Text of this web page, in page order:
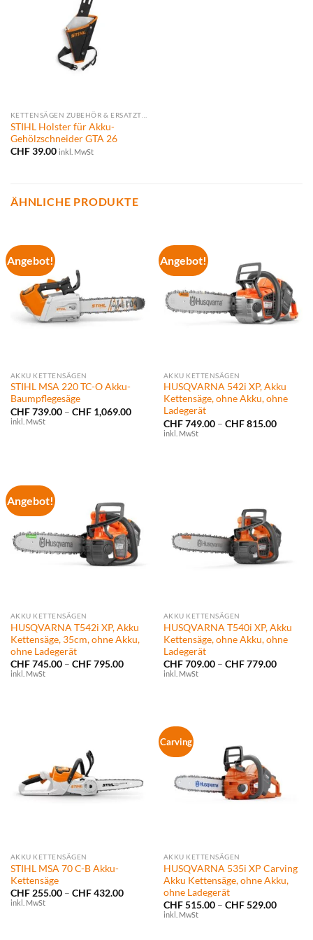
STIHL Holster für Akku-
Gehölzschneider GTA 26
CHF39.00 inkl. MwSt
ÄHNLICHE PRODUKTE
Angebot!
AKKU KETTENSÄGEN
STIHL MSA 220 TC-O Akku-
Baumpflegesäge
CHF739.00 – CHF1,069.00Preisspanne:
CHF 739.00
CHF 1,069.00
inkl. MwSt
Angebot!
AKKU KETTENSÄGEN
HUSQVARNA 542i XP, Akku
Kettensäge, ohne Akku, ohne
Ladegerät
CHF749.00 – CHF815.00
inkl. MwSt
Angebot!
AKKU KETTENSÄGEN
HUSQVARNA T542i XP, Akku
Kettensäge, 35cm, ohne Akku,
ohne Ladegerät
CHF745.00 – CHF795.00Preisspanne:
CHF 745.00
inkl. MwSt
AKKU KETTENSÄGEN
HUSQVARNA T540i XP, Akku
Kettensäge, ohne Akku, ohne
Ladegerät
CHF709.00 – CHF779.00
inkl. MwSt
AKKU KETTENSÄGEN
STIHL MSA 70 C-B Akku-
Kettensäge
CHF255.00 – CHF432.00Preisspanne:
CHF 255.00
CHF 432.00
inkl. MwSt
Carving
AKKU KETTENSÄGEN
HUSQVARNA 535i XP Carving
Akku Kettensäge, ohne Akku,
ohne Ladegerät
CHF515.00 – CHF529.00
inkl. MwSt